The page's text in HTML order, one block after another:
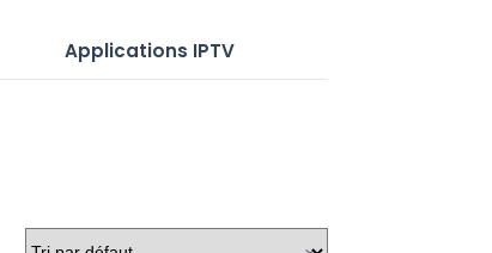
Applications IPTV